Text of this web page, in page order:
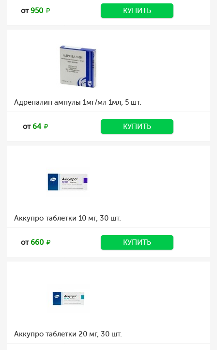
от950 КУПИТЬ
Адреналин ампулы 1мг/мл 1мл, 5 шт.
от64 КУПИТЬ
Аккупро таблетки 10 мг, 30 шт.
от660 КУПИТЬ
Аккупро таблетки 20 мг, 30 шт.